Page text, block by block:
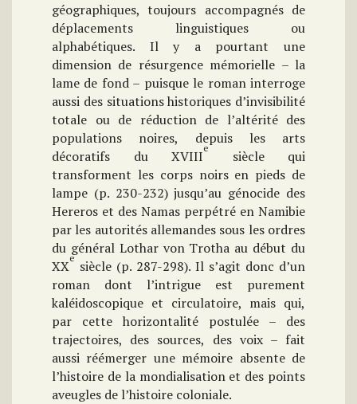
géographiques, toujours accompagnés de
déplacements linguistiques ou
alphabétiques. Il y a pourtant une
dimension de résurgence mémorielle – la
lame de fond – puisque le roman interroge
aussi des situations historiques d’invisibilité
totale ou de réduction de l’altérité des
populations noires, depuis les arts
décoratifs du XVIIIe
siècle qui
transforment les corps noirs en pieds de
lampe (p. 230-232) jusqu’au génocide des
Hereros et des Namas perpétré en Namibie
par les autorités allemandes sous les ordres
du général Lothar von Trotha au début du
XXe siècle (p. 287-298). Il s’agit donc d’un
roman dont l’intrigue est purement
kaléidoscopique et circulatoire, mais qui,
par cette horizontalité postulée – des
trajectoires, des sources, des voix – fait
aussi réémerger une mémoire absente de
l’histoire de la mondialisation et des points
aveugles de l’histoire coloniale.